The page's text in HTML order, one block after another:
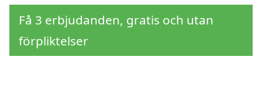
Få 3 erbjudanden, gratis och utan
förpliktelser